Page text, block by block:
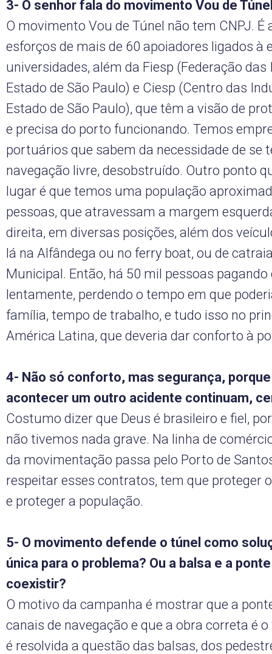
3- O senhor fala do movimento Vou de
O movimento Vou de Túnel não tem CNPJ. É
esforços de mais de 60 apoiadores ligados à
universidades, além da Fiesp (Federação
Estado de São Paulo) e Ciesp (Centro das
Estado de São Paulo), que têm a visão de
e precisa do porto funcionando. Temos
portuários que sabem da necessidade de se
navegação livre, desobstruído. Outro ponto
lugar é que temos uma população
pessoas, que atravessam a margem
direita, em diversas posições, além dos
lá na Alfândega ou no ferry boat, ou de
Municipal. Então, há 50 mil pessoas
lentamente, perdendo o tempo em que
família, tempo de trabalho, e tudo isso no
América Latina, que deveria dar conforto à
4- Não só conforto, mas segurança,
acontecer um outro acidente continuam,
Costumo dizer que Deus é brasileiro e fiel,
não tivemos nada grave. Na linha de
da movimentação passa pelo Porto de
respeitar esses contratos, tem que proteger
e proteger a população.
5- O movimento defende o túnel como
única para o problema? Ou a balsa e a
coexistir?
O motivo da campanha é mostrar que a
canais de navegação e que a obra correta é
é resolvida a questão das balsas, dos